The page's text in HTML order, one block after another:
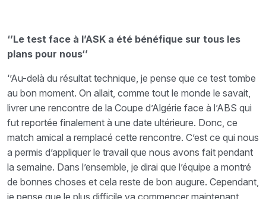
‘’Le test face à l’ASK a été bénéfique sur tous les
plans pour nous‘’
‘’Au-delà du résultat technique, je pense que ce test tombe
au bon moment. On allait, comme tout le monde le savait,
livrer une rencontre de la Coupe d’Algérie face à l’ABS qui
fut reportée finalement à une date ultérieure. Donc, ce
match amical a remplacé cette rencontre. C’est ce qui nous
a permis d’appliquer le travail que nous avons fait pendant
la semaine. Dans l’ensemble, je dirai que l’équipe a montré
de bonnes choses et cela reste de bon augure. Cependant,
je pense que le plus difficile va commencer maintenant